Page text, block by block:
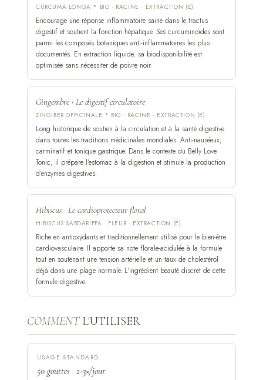
CURCUMA LONGA * BIO · RACINE · EXTRACTION (E)
Encourage une réponse inflammatoire saine dans le tractus
digestif et soutient la fonction hépatique. Ses curcuminoïdes sont
parmi les composés botaniques anti-inflammatoires les plus
documentés. En extraction liquide, sa biodisponibilité est
optimisée sans nécessiter de poivre noir.
Gingembre · Le digestif circulatoire
ZINGIBER OFFICINALE * BIO · RACINE · EXTRACTION (E)
Long historique de soutien à la circulation et à la santé digestive
dans toutes les traditions médicinales mondiales. Anti-nauséeux,
carminatif et tonique gastrique. Dans le contexte du Belly Love
Tonic, il prépare l'estomac à la digestion et stimule la production
d'enzymes digestives.
Hibiscus · Le cardioprotecteur floral
HIBISCUS SABDARIFFA · FLEUR · EXTRACTION (E)
Riche en antioxydants et traditionnellement utilisé pour le bien-être
cardiovasculaire. Il apporte sa note florale-acidulée à la formule
tout en soutenant une tension artérielle et un taux de cholestérol
déjà dans une plage normale. L'ingrédient beauté discret de cette
formule digestive.
COMMENTL'UTILISER
USAGE STANDARD
50 gouttes · 2-3×/jour